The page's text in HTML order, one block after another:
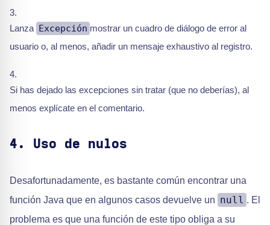
Lanza Excepción mostrar un cuadro de diálogo de error al
usuario o, al menos, añadir un mensaje exhaustivo al registro.
Si has dejado las excepciones sin tratar (que no deberías), al
menos explícate en el comentario.
4. Uso de nulos
Desafortunadamente, es bastante común encontrar una
función Java que en algunos casos devuelve un null . El
problema es que una función de este tipo obliga a su